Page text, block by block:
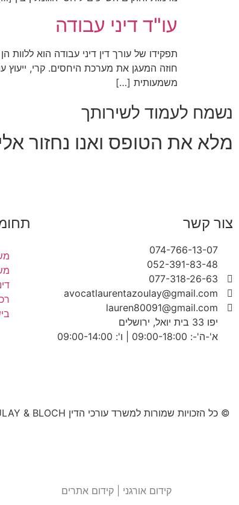
עו"ד דיני עבודה
תפקידו של עורך דין דיני עבודה הוא
חוזה המעגן את מערכת היחסים. קרי, ייעוץ
משמעותית […]
נשמח לעמוד לשירותך
מלא את הטופס ואנו נחזור
צור קשר
074-766-13-07
052-391-83-48
077-318-26-63
avocatlaurentazoulay@gmail.com
lauren80091@gmail.com
יפו 33 בית יואל, ירושלים
א'-ה'-: 09:00-18:00 | ו': 09:00-14:00
© כל הזכויות שמורות למשרד עורכי הדין AZOULAY & BLOCH
קידום אורגני
קידום אתרים